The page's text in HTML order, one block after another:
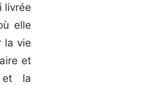
livrée
elle
la vie
et
et la